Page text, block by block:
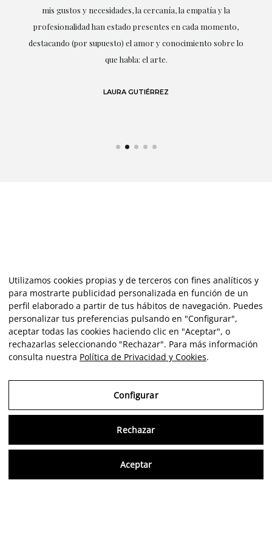
mis gustos y necesidades, la cercanía, la empatía y la
profesionalidad han estado presentes en cada momento,
destacando (por supuesto) el amor y conocimiento sobre lo
que habla: el arte.
LAURA GUTIÉRREZ
Utilizamos cookies propias y de terceros con fines analíticos y
para mostrarte publicidad personalizada en función de un
perfil elaborado a partir de tus hábitos de navegación. Puedes
personalizar tus preferencias pulsando en "Configurar",
aceptar todas las cookies haciendo clic en "Aceptar", o
rechazarlas seleccionando "Rechazar". Para más información
consulta nuestra Política de Privacidad y Cookies.
Configurar
Rechazar
Aceptar